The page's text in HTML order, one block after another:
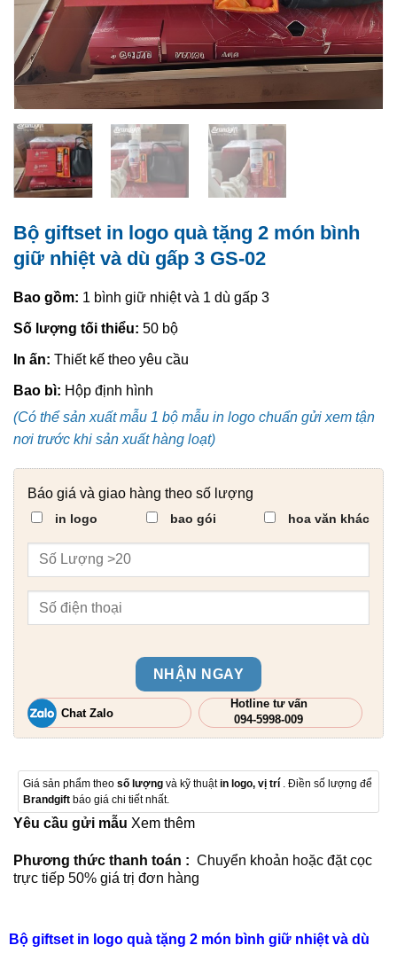
Bộ giftset in logo quà tặng 2 món bình
giữ nhiệt và dù gấp 3 GS-02
Bao gồm: 1 bình giữ nhiệt và 1 dù gấp 3
Số lượng tối thiểu: 50 bộ
In ấn: Thiết kế theo yêu cầu
Bao bì: Hộp định hình
(Có thể sản xuất mẫu 1 bộ mẫu in logo chuẩn gửi xem tận
nơi trước khi sản xuất hàng loạt)
Báo giá và giao hàng theo số lượng
in logo bao gói hoa văn khác
NHẬN NGAY
Chat Zalo
Hotline tư vấn
094-5998-009
Giá sản phẩm theo số lượng và kỹ thuậtin logo, vị trí . Điền số lượng để
Brandgift báo giá chi tiết nhất.
Yêu cầu gửi mẫu Xem thêm
Phương thức thanh toán : Chuyển khoản hoặc đặt cọc
trực tiếp 50% giá trị đơn hàng
Bộ giftset in logo quà tặng 2 món bình giữ nhiệt và dù